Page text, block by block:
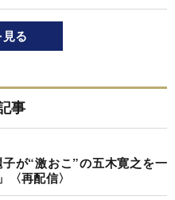
る
事
が“激おこ”の五木寛之を一
再配信〉